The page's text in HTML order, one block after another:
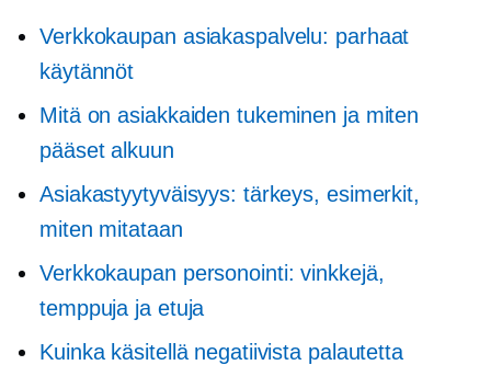
Verkkokaupan asiakaspalvelu: parhaat
käytännöt
Mitä on asiakkaiden tukeminen ja miten
pääset alkuun
Asiakastyytyväisyys: tärkeys, esimerkit,
miten mitataan
Verkkokaupan personointi: vinkkejä,
temppuja ja etuja
Kuinka käsitellä negatiivista palautetta